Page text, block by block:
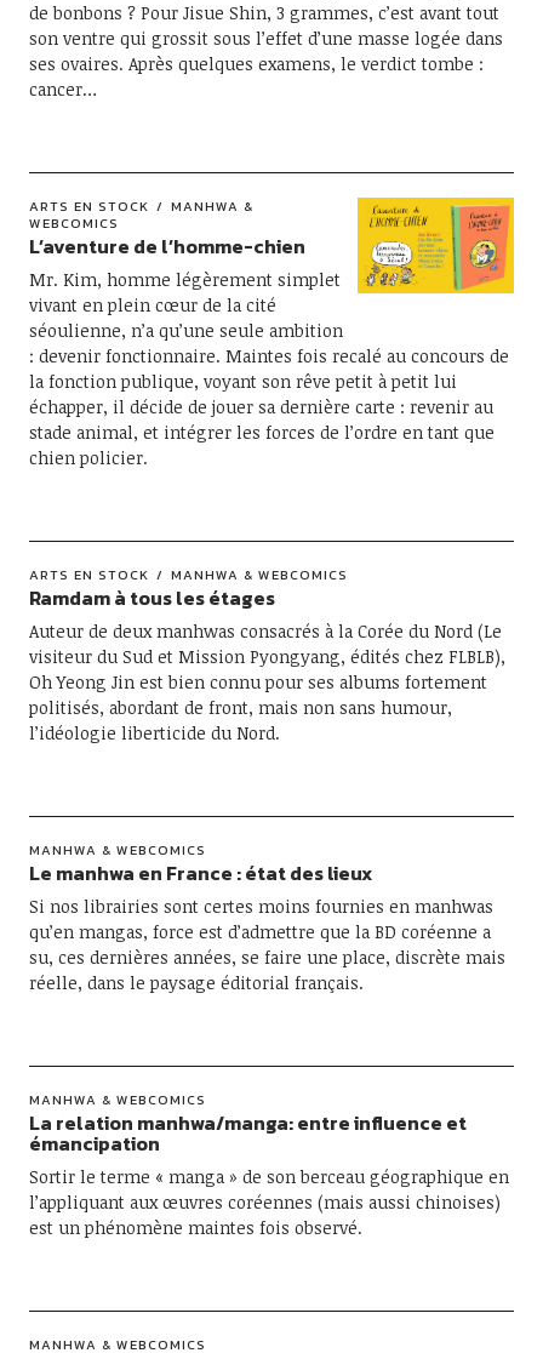
de bonbons ? Pour Jisue Shin, 3 grammes, c’est avant tout
son ventre qui grossit sous l’effet d’une masse logée dans
ses ovaires. Après quelques examens, le verdict tombe :
cancer…
ARTS EN STOCK
MANHWA &
WEBCOMICS
L’aventure de l’homme-chien
Mr. Kim, homme légèrement simplet
vivant en plein cœur de la cité
séoulienne, n’a qu’une seule ambition
: devenir fonctionnaire. Maintes fois recalé au concours de
la fonction publique, voyant son rêve petit à petit lui
échapper, il décide de jouer sa dernière carte : revenir au
stade animal, et intégrer les forces de l’ordre en tant que
chien policier.
ARTS EN STOCK MANHWA & WEBCOMICS
Ramdam à tous les étages
Auteur de deux manhwas consacrés à la Corée du Nord (Le
visiteur du Sud et Mission Pyongyang, édités chez FLBLB),
Oh Yeong Jin est bien connu pour ses albums fortement
politisés, abordant de front, mais non sans humour,
l’idéologie liberticide du Nord.
MANHWA & WEBCOMICS
Le manhwa en France : état des lieux
Si nos librairies sont certes moins fournies en manhwas
qu’en mangas, force est d’admettre que la BD coréenne a
su, ces dernières années, se faire une place, discrète mais
réelle, dans le paysage éditorial français.
MANHWA & WEBCOMICS
La relation manhwa/manga: entre influence et
émancipation
Sortir le terme « manga » de son berceau géographique en
l’appliquant aux œuvres coréennes (mais aussi chinoises)
est un phénomène maintes fois observé.
MANHWA & WEBCOMICS